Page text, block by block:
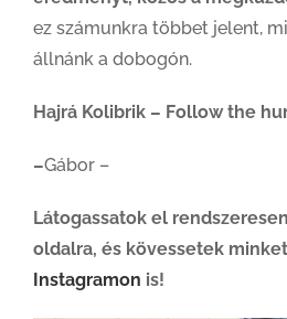
ez számunkra többet jelent,
állnánk a dobogón.
Hajrá Kolibrik – Follow the
–Gábor –
Látogassatok el
oldalra, és kövessetek
Instagramon is!